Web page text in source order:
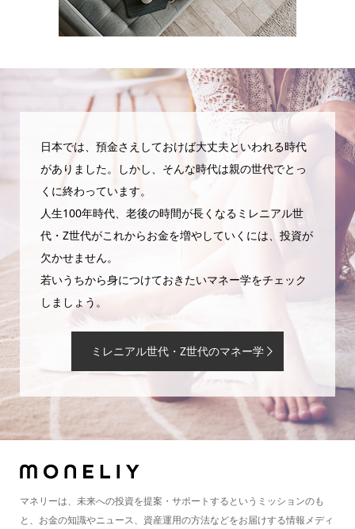
日本では、預金さえしておけば大丈夫といわれる時代
がありました。しかし、そんな時代は親の世代でとっ
くに終わっています。
人生100年時代、老後の時間が長くなるミレニアル世
代・Z世代がこれからお金を増やしていくには、投資が
欠かせません。
若いうちから身につけておきたいマネー学をチェック
しましょう。
ミレニアル世代・Z世代のマネー学
マネリーは、未来への投資を提案・サポートするというミッションのも
と、お金の知識やニュース、資産運用の方法などをお届けする情報メディ